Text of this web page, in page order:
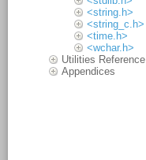
<string.h>
<string_c.h>
<time.h>
<wchar.h>
Utilities Reference
Appendices